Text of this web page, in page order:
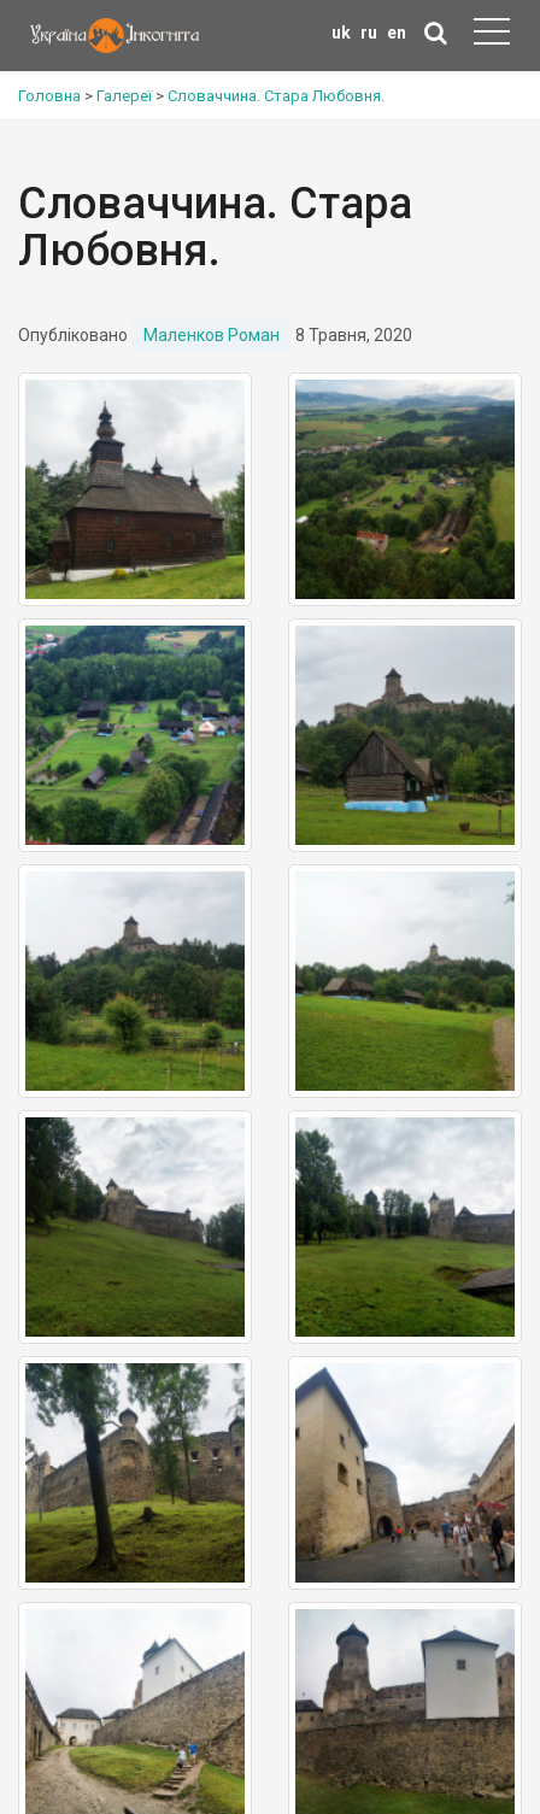
uk ru en
Головна > Галереї> Словаччина. Стара Любовня.
Словаччина. Стара
Любовня.
Опубліковано Маленков Роман 8 Травня, 2020